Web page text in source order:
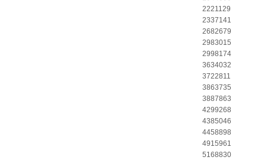
2221129
2337141
2682679
2983015
2998174
3634032
3722811
3863735
3887863
4299268
4385046
4458898
4915961
5168830